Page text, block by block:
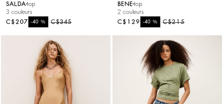
SALDA top
3 couleurs
C$345
-40%
C$207
BENE top
2 couleurs
C$215
-40%
C$129